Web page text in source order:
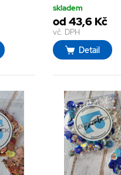
skladem
od 43,6 Kč
vč. DPH
Detail